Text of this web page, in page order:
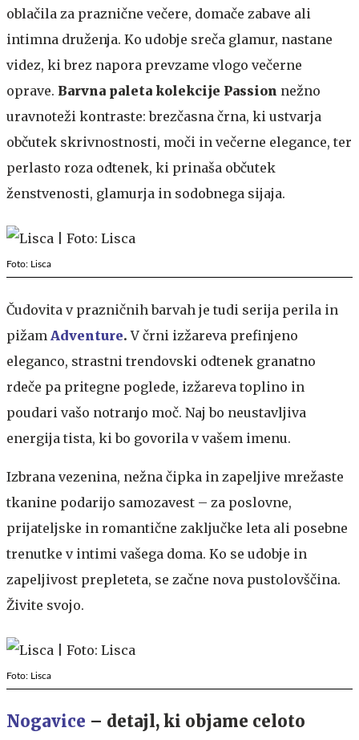
oblačila za praznične večere, domače zabave ali
intimna druženja. Ko udobje sreča glamur, nastane
videz, ki brez napora prevzame vlogo večerne
oprave. Barvna paleta kolekcije Passion nežno
uravnoteži kontraste: brezčasna črna, ki ustvarja
občutek skrivnostnosti, moči in večerne elegance, ter
perlasto roza odtenek, ki prinaša občutek
ženstvenosti, glamurja in sodobnega sijaja.
Foto: Lisca
Čudovita v prazničnih barvah je tudi serija perila in
pižam Adventure. V črni izžareva prefinjeno
eleganco, strastni trendovski odtenek granatno
rdeče pa pritegne poglede, izžareva toplino in
poudari vašo notranjo moč. Naj bo neustavljiva
energija tista, ki bo govorila v vašem imenu.
Izbrana vezenina, nežna čipka in zapeljive mrežaste
tkanine podarijo samozavest – za poslovne,
prijateljske in romantične zaključke leta ali posebne
trenutke v intimi vašega doma. Ko se udobje in
zapeljivost prepleteta, se začne nova pustolovščina.
Živite svojo.
Foto: Lisca
Nogavice – detajl, ki objame celoto